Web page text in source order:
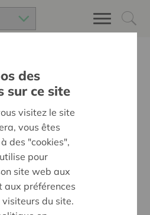
un agent de
?
des
sur ce site
visitez le site
vous êtes
des "cookies",
pour
site web aux
aux préférences
visiteurs du site.